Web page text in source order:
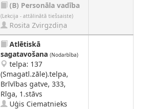
(B) Personāla vadība
(Lekcija - attālinātā tiešsaiste)
Rosita Zvirgzdiņa
Atlētiskā
sagatavošana (Nodarbība)
telpa: 137
(Smagatl.zāle).telpa,
Brīvības gatve, 333,
Rīga, 1.stāvs
Uģis Ciematnieks